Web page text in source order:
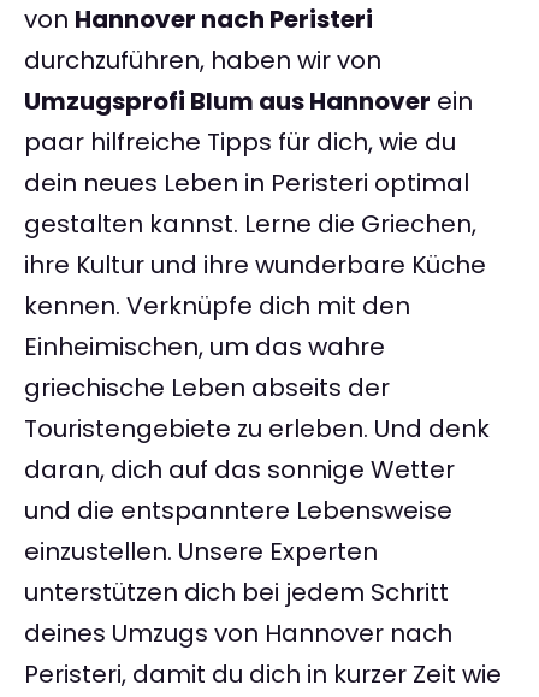
von Hannover nach Peristeri
durchzuführen, haben wir von
Umzugsprofi Blum aus Hannover ein
paar hilfreiche Tipps für dich, wie du
dein neues Leben in Peristeri optimal
gestalten kannst. Lerne die Griechen,
ihre Kultur und ihre wunderbare Küche
kennen. Verknüpfe dich mit den
Einheimischen, um das wahre
griechische Leben abseits der
Touristengebiete zu erleben. Und denk
daran, dich auf das sonnige Wetter
und die entspanntere Lebensweise
einzustellen. Unsere Experten
unterstützen dich bei jedem Schritt
deines Umzugs von Hannover nach
Peristeri, damit du dich in kurzer Zeit wie